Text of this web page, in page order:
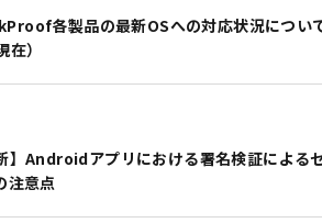
各製品の最新OSへの対応状況につい
）
】Androidアプリにおける署名検証による
注意点